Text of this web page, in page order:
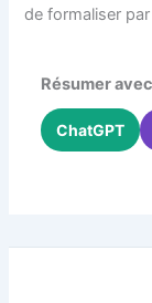
de formaliser
Résumer
ChatGPT